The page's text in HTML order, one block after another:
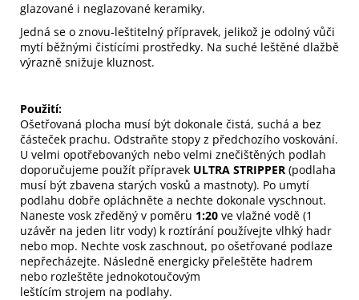
glazované i neglazované keramiky.
Jedná se o znovu-leštitelný přípravek, jelikož je odolný vůči
mytí běžnými čistícími prostředky. Na suché leštěné dlažbě
výrazně snižuje kluznost.
Použití:
Ošetřovaná plocha musí být dokonale čistá, suchá a bez
částeček prachu. Odstraňte stopy z předchozího voskování.
U velmi opotřebovaných nebo velmi znečištěných podlah
doporučujeme použít přípravek ULTRA STRIPPER (podlaha
musí být zbavena starých vosků a mastnoty). Po umytí
podlahu dobře opláchněte a nechte dokonale vyschnout.
Naneste vosk zředěný v poměru 1:20 ve vlažné vodě (1
uzávěr na jeden litr vody) k roztírání používejte vlhký hadr
nebo mop. Nechte vosk zaschnout, po ošetřované podlaze
nepřecházejte. Následně energicky přeleštěte hadrem
nebo rozleštěte jednokotoučovým
leštícím strojem na podlahy.